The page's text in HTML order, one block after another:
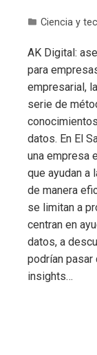
Ciencia y
AK Digital:
para
empresarial,
serie de
datos. En El
una empresa
que ayudan a
de manera
se limitan a
centran en
datos, a
podrían
insights…